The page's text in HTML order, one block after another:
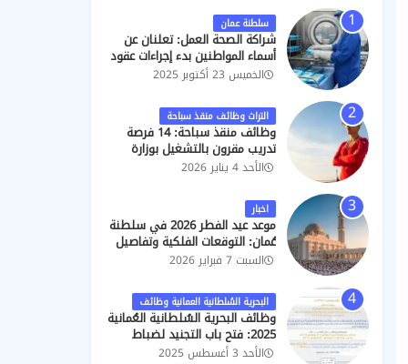
للعام
2026/2027
التصاريح
سلطنة عمان
شراكة الصحة العمل: تعلنان عن
أسماء المواطنين بدء إجراءات عقود
فني ب "تعقيم"
الخميس 23 أكتوبر 2025
التراث وظائف منقذ سباحة
وظائف منقذ سباحة: 14 فرصة
تدريب مقرون بالتشغيل بوزارة
التراث والسياحة
الأحد 4 يناير 2026
اخبار
موعد عيد الفطر 2026 في سلطنة
عُمان: التوقعات الفلكية وتفاصيل
الإجازة الرسمية
السبت 7 فبراير 2026
البحرية السُلطانية العمانية وظائف
وظائف البحرية السُلطانية العُمانية
2025: فتح باب التجنيد لضباط
تنفيذيين وجامعيين ومدنيين
الأحد 3 أغسطس 2025